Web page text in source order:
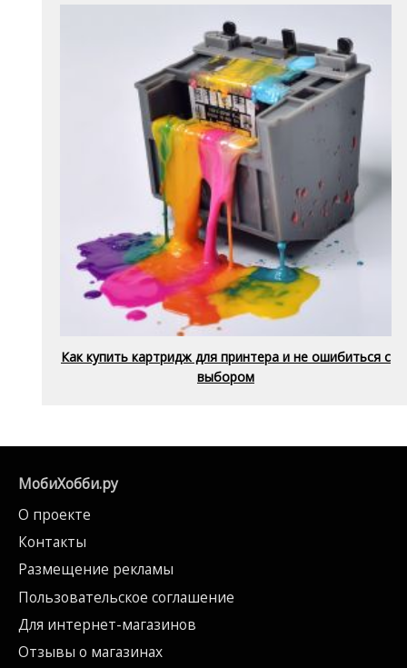
Как купить картридж для принтера и не ошибиться с
выбором
МобиХобби.ру
О проекте
Контакты
Размещение рекламы
Пользовательское соглашение
Для интернет-магазинов
Отзывы о магазинах